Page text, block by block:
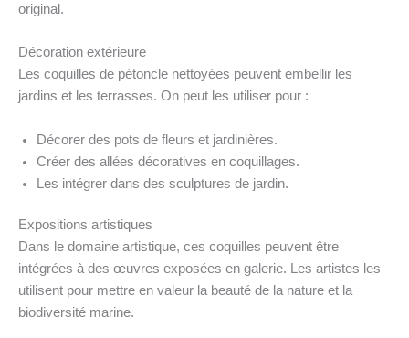
original.
Décoration extérieure
Les coquilles de pétoncle nettoyées peuvent embellir les
jardins et les terrasses. On peut les utiliser pour :
Décorer des pots de fleurs et jardinières.
Créer des allées décoratives en coquillages.
Les intégrer dans des sculptures de jardin.
Expositions artistiques
Dans le domaine artistique, ces coquilles peuvent être
intégrées à des œuvres exposées en galerie. Les artistes les
utilisent pour mettre en valeur la beauté de la nature et la
biodiversité marine.